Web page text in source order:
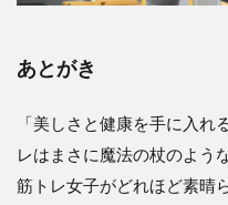
あとがき
「美しさと健康を手に入れ
レはまさに魔法の杖のよう
筋トレ女子がどれほど素晴